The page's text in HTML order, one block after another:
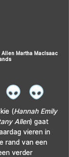
Allen Martha MacIsaac
(Hannah Emily
Allen) gaat
vieren in
rand van een
verder